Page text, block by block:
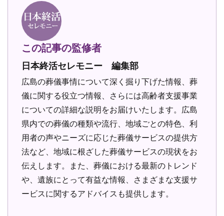
この記事の監修者
日本終活セレモニー 編集部
広島の葬儀事情について深く掘り下げた情報、葬
儀に関する役立つ情報、さらには高齢者支援事業
についての詳細な説明をお届けいたします。広島
県内での葬儀の種類や流行、地域ごとの特色、利
用者の声やニーズに応じた葬儀サービスの提供方
法など、地域に根ざした葬儀サービスの現状をお
伝えします。また、葬儀における最新のトレンド
や、遺族にとって有益な情報、さまざまな支援サ
ービスに関するアドバイスも提供します。